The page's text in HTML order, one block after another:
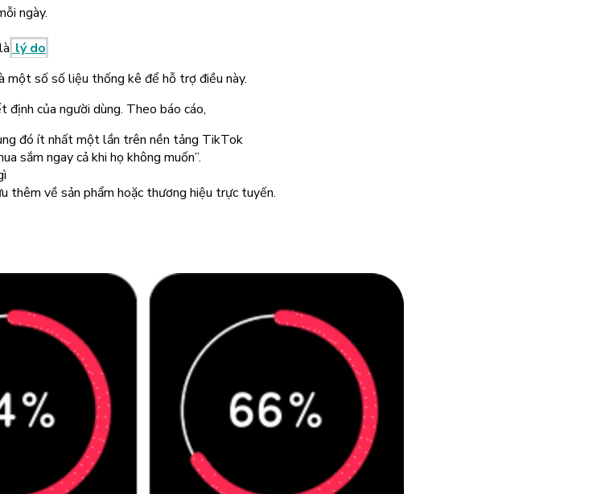
ngày.
lý do
số số liệu thống kê để hỗ trợ điều này.
của người dùng. Theo báo cáo,
đó ít nhất một lần trên nền tảng TikTok
sắm ngay cả khi họ không muốn”.
thêm về sản phẩm hoặc thương hiệu trực tuyến.